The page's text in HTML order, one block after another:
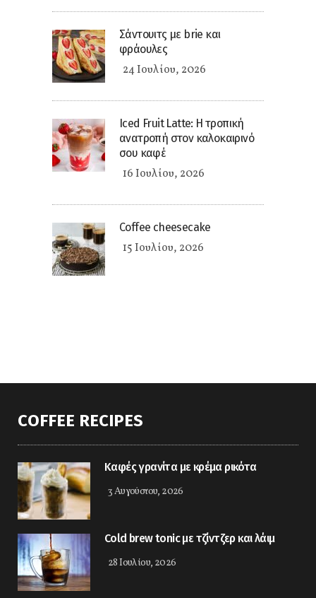
Σάντουιτς με brie και
φράουλες
24 Ιουλίου, 2026
Iced Fruit Latte: Η τροπική
ανατροπή στον καλοκαιρινό
σου καφέ
16 Ιουλίου, 2026
Coffee cheesecake
15 Ιουλίου, 2026
COFFEE RECIPES
Καφές γρανίτα με κρέμα ρικότα
3 Αυγούστου, 2026
Cold brew tonic με τζίντζερ και λάιμ
28 Ιουλίου, 2026